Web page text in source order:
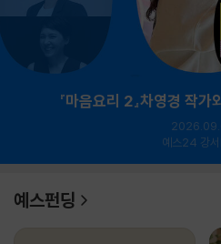
『마음요리 2』차영경 작
예스24 강
예스펀딩